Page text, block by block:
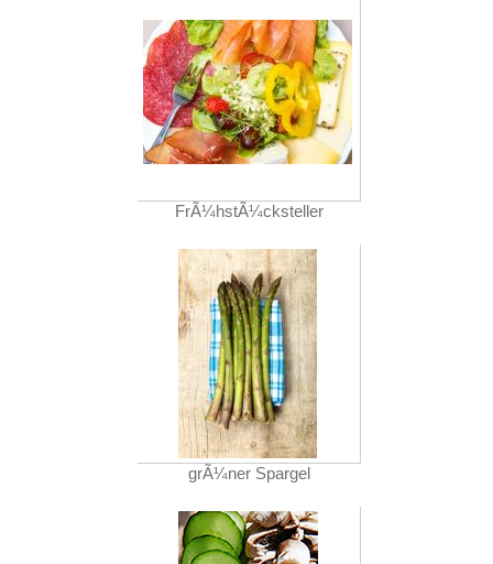
FrÃ¼hstÃ¼cksteller
grÃ¼ner Spargel